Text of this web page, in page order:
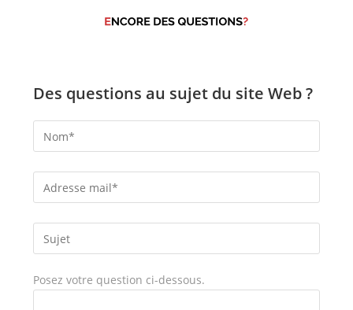
Des questions au sujet du site Web ?
Posez votre question ci-dessous.